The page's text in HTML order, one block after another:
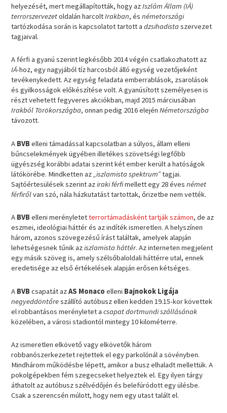
helyezését, mert megállapították, hogy azIszlám Állam (IÁ)
terrorszervezetoldalán harcoltIrakban, ésnémetországi
tartózkodása során is kapcsolatot tartott adzsihadistaszervezet
tagjaival.
A férfi a gyanú szerint legkésőbb 2014 végén csatlakozhatott az
IÁ-hoz, egy nagyjából tíz harcosból álló egység vezetőjeként
tevékenykedett. Az egység feladata emberrablások, zsarolások
és gyilkosságok előkészítése volt. A gyanúsított személyesen is
részt vehetett fegyveres akciókban, majd 2015 márciusában
Irakból Törökországba, onnan pedig 2016 elejénNémetországba
távozott.
A BVBelleni támadással kapcsolatban a súlyos, állam elleni
bűncselekmények ügyében illetékes szövetségi legfőbb
ügyészség korábbi adatai szerint két ember került a hatóságok
látókörébe. Mindketten az „iszlamista spektrum”tagjai.
Sajtóértesülések szerint aziraki férfimellett egy 28 évesnémet
férfirőlvan szó, nála házkutatást tartottak, őrizetbe nem vették.
A BVBelleni merényletetterrortámadásként tartják számon, de az
eszmei, ideológiai háttér és az indíték ismeretlen. A helyszínen
három, azonos szövegezésű írást találtak, amelyek alapján
lehetségesnek tűnik aziszlamista háttér. Az interneten megjelent
egy másik szöveg is, amely szélsőbaloldali háttérre utal, ennek
eredetisége az első értékelések alapján erősen kétséges.
A BVBcsapatát azAS Monaco elleni Bajnokok Ligája
negyeddöntőreszállító autóbusz ellen kedden 19.15-kor követtek
el robbantásos merényletet acsapat dortmundi szállásának
közelében, a városi stadiontól mintegy 10 kilométerre.
Az ismeretlen elkövető vagy elkövetők három
robbanószerkezetet rejtettek el egy parkolónál a sövényben.
Mindhárom működésbe lépett, amikor a busz elhaladt mellettük. A
pokolgépekben fém szegecseket helyeztek el. Egy ilyen tárgy
áthatolt az autóbusz szélvédőjén és belefúródott egy ülésbe.
Csak a szerencsén múlott, hogy nem egy utast talált el.